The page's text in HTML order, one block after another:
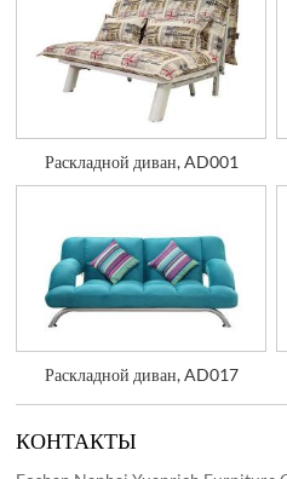
Раскладной диван, AD001
Раскладной диван, AD017
КОНТАКТЫ